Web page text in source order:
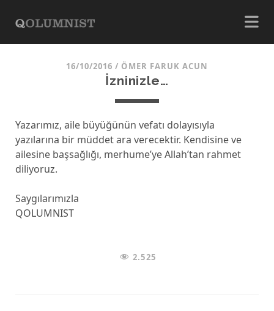
16/10/2016 / ÖMER FARUK ACUN
İzninizle…
Yazarımız, aile büyüğünün vefatı dolayısıyla
yazılarına bir müddet ara verecektir. Kendisine ve
ailesine başsağlığı, merhume’ye Allah’tan rahmet
diliyoruz.
Saygılarımızla
QOLUMNIST
2.525